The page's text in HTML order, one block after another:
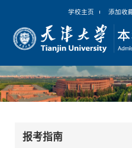
学校主页 添加收
报考指南